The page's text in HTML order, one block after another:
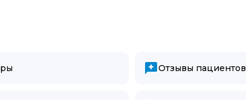
Отзывы пациентов